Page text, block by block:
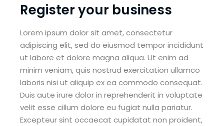
Register your business
Lorem ipsum dolor sit amet, consectetur
adipiscing elit, sed do eiusmod tempor incididunt
ut labore et dolore magna aliqua. Ut enim ad
minim veniam, quis nostrud exercitation ullamco
laboris nisi ut aliquip ex ea commodo consequat.
Duis aute irure dolor in reprehenderit in voluptate
velit esse cillum dolore eu fugiat nulla pariatur.
Excepteur sint occaecat cupidatat non proident,